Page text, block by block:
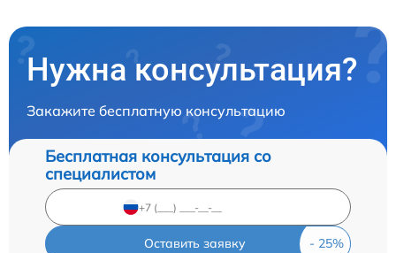
Нужна консультация?
Закажите бесплатную консультацию
Бесплатная консультация со
специалистом
Оставить заявку